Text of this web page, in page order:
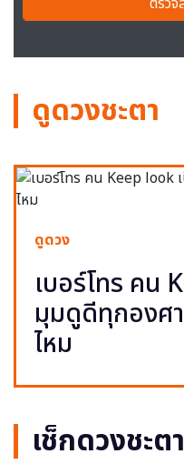
ดูดวงชะตา
ดูดวง
เบอร์โทร คน
มุมดูดีทุกองศ
ไหม
เช็กดวงชะตา